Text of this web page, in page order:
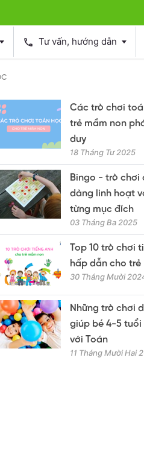
phone Tư vấn, hướng dẫn
Các trò chơi
trẻ mầm non
duy
18 Tháng Tư 2025
Bingo - trò chơi
dàng linh hoạt
từng mục đích
03 Tháng Ba 2025
Top 10 trò chơi
hấp dẫn cho trẻ
30 Tháng Mười
Những trò chơi
giúp bé 4-5 tuổi
với Toán
11 Tháng Mười Hai